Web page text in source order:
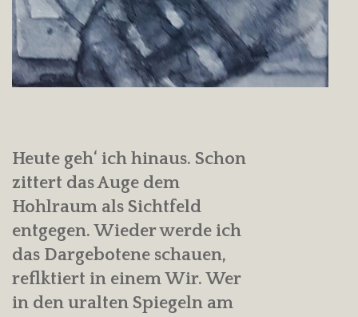
Heute geh‘ ich hinaus. Schon
zittert das Auge dem
Hohlraum als Sichtfeld
entgegen. Wieder werde ich
das Dargebotene schauen,
reflktiert in einem Wir. Wer
in den uralten Spiegeln am